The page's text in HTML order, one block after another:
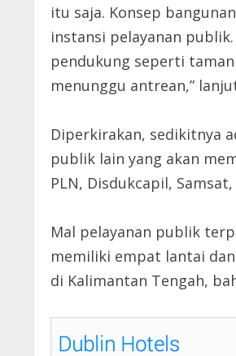
itu saja. Konsep
instansi pelayanan
pendukung seperti
menunggu antrean,”
Diperkirakan, sedikitnya
publik lain yang akan
PLN, Disdukcapil,
Mal pelayanan publik
memiliki empat lantai
di Kalimantan Tengah,